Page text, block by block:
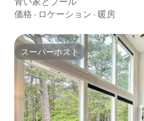
価格 · ロケーション · 暖房
スーパーホスト
スーパーホスト